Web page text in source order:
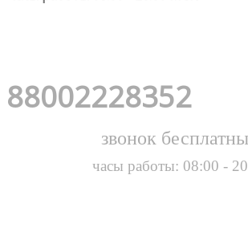
88002228352
звонок
часы работы: 08:00 -